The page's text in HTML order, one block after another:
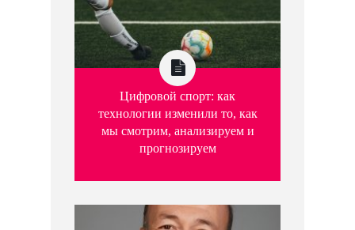
Цифровой спорт: как
технологии изменили то, как
мы смотрим, анализируем и
прогнозируем